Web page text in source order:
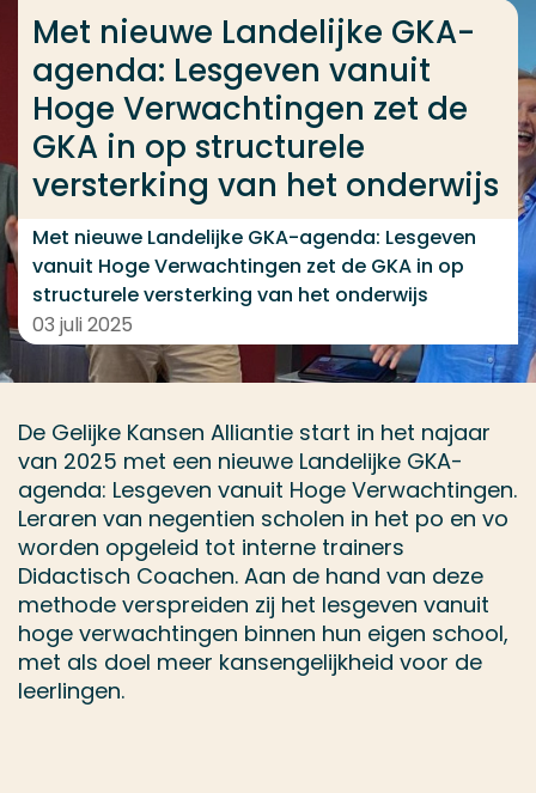
Ga direct naar de content
... > Met nieuwe Landelijke GKA-agenda:
Met nieuwe Landelijke GKA-
agenda: Lesgeven vanuit
Hoge Verwachtingen zet de
GKA in op structurele
versterking van het onderwijs
Met nieuwe Landelijke GKA-agenda: Lesgeven
vanuit Hoge Verwachtingen zet de GKA in op
structurele versterking van het onderwijs
03 juli 2025
De Gelijke Kansen Alliantie start in het najaar
van 2025 met een nieuwe Landelijke GKA-
agenda: Lesgeven vanuit Hoge Verwachtingen.
Leraren van negentien scholen in het po en vo
worden opgeleid tot interne trainers
Didactisch Coachen. Aan de hand van deze
methode verspreiden zij het lesgeven vanuit
hoge verwachtingen binnen hun eigen school,
met als doel meer kansengelijkheid voor de
leerlingen.
Veel gezocht
Contact